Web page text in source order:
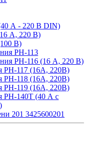
А - 220 В DIN)
А, 220 В)
В)
РН-113
РН-116 (16 А, 220 В)
РН-117 (16А, 220В)
РН-118 (16А, 220В)
РН-119 (16А, 220В)
РН-140Т (40 А с
201 3425600201